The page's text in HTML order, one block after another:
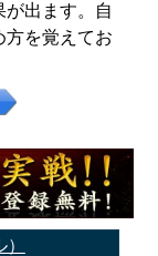
が出ます。自
方を覚えてお